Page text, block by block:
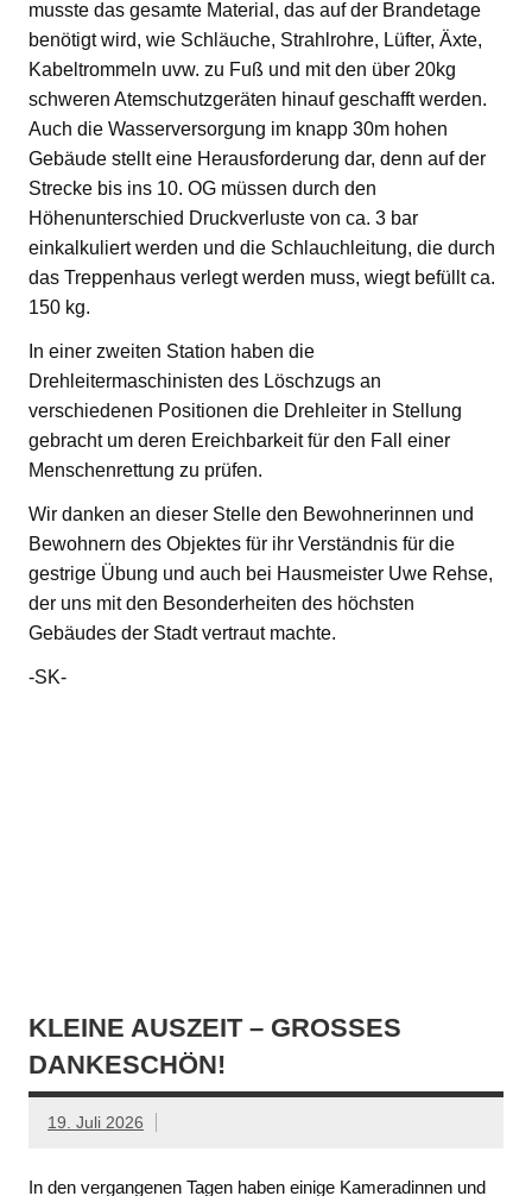
musste das gesamte Material, das auf der Brandetage
benötigt wird, wie Schläuche, Strahlrohre, Lüfter, Äxte,
Kabeltrommeln uvw. zu Fuß und mit den über 20kg
schweren Atemschutzgeräten hinauf geschafft werden.
Auch die Wasserversorgung im knapp 30m hohen
Gebäude stellt eine Herausforderung dar, denn auf der
Strecke bis ins 10. OG müssen durch den
Höhenunterschied Druckverluste von ca. 3 bar
einkalkuliert werden und die Schlauchleitung, die durch
das Treppenhaus verlegt werden muss, wiegt befüllt ca.
150 kg.
In einer zweiten Station haben die
Drehleitermaschinisten des Löschzugs an
verschiedenen Positionen die Drehleiter in Stellung
gebracht um deren Ereichbarkeit für den Fall einer
Menschenrettung zu prüfen.
Wir danken an dieser Stelle den Bewohnerinnen und
Bewohnern des Objektes für ihr Verständnis für die
gestrige Übung und auch bei Hausmeister Uwe Rehse,
der uns mit den Besonderheiten des höchsten
Gebäudes der Stadt vertraut machte.
-SK-
KLEINE AUSZEIT – GROSSES D
ANKESCHÖN!
19. Juli 2026
In den vergangenen Tagen haben einige Kameradinnen und